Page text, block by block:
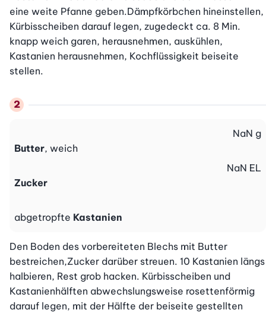
eine weite Pfanne geben.Dämpfkörbchen hineinstellen,
Kürbisscheiben darauf legen, zugedeckt ca. 8 Min.
knapp weich garen, herausnehmen, auskühlen,
Kastanien herausnehmen, Kochflüssigkeit beiseite
stellen.
Butter, weich
NaN g
Zucker
NaN EL
abgetropfte Kastanien
Den Boden des vorbereiteten Blechs mit Butter
bestreichen,Zucker darüber streuen. 10 Kastanien längs
halbieren, Rest grob hacken. Kürbisscheiben und
Kastanienhälften abwechslungsweise rosettenförmig
darauf legen, mit der Hälfte der beiseite gestellten